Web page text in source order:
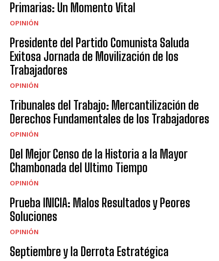
Primarias: Un Momento Vital
OPINIÓN
Presidente del Partido Comunista Saluda
Exitosa Jornada de Movilización de los
Trabajadores
OPINIÓN
Tribunales del Trabajo: Mercantilización de
Derechos Fundamentales de los Trabajadores
OPINIÓN
Del Mejor Censo de la Historia a la Mayor
Chambonada del Ultimo Tiempo
OPINIÓN
Prueba INICIA: Malos Resultados y Peores
Soluciones
OPINIÓN
Septiembre y la Derrota Estratégica